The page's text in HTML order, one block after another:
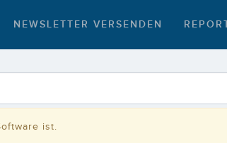
NEWSLETTER VERSENDEN
ist.